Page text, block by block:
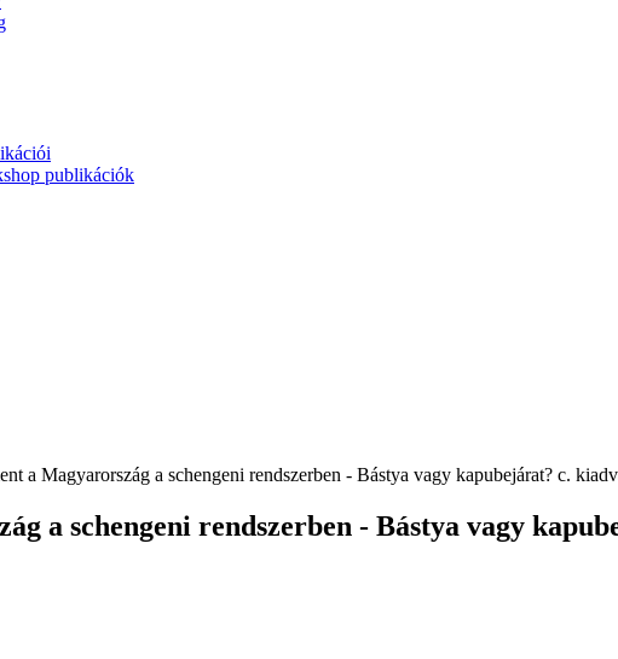
publikációk
a Magyarország a schengeni rendszerben - Bástya vagy kapubejárat? c.
a schengeni rendszerben - Bástya vagy